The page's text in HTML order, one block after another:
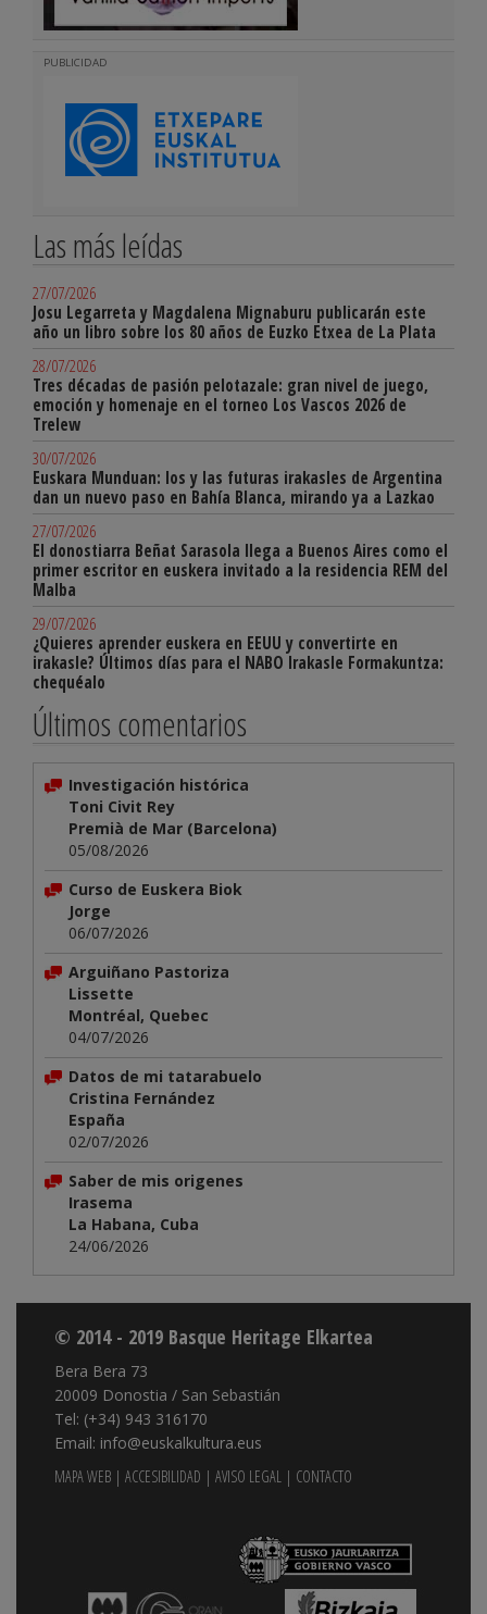
PUBLICIDAD
Las más leídas
27/07/2026
Josu Legarreta y Magdalena Mignaburu publicarán este
año un libro sobre los 80 años de Euzko Etxea de La Plata
28/07/2026
Tres décadas de pasión pelotazale: gran nivel de juego,
emoción y homenaje en el torneo Los Vascos 2026 de
Trelew
30/07/2026
Euskara Munduan: los y las futuras irakasles de Argentina
dan un nuevo paso en Bahía Blanca, mirando ya a Lazkao
27/07/2026
El donostiarra Beñat Sarasola llega a Buenos Aires como el
primer escritor en euskera invitado a la residencia REM del
Malba
29/07/2026
¿Quieres aprender euskera en EEUU y convertirte en
irakasle? Últimos días para el NABO Irakasle Formakuntza:
chequéalo
Últimos comentarios
Investigación histórica
Toni Civit Rey
Premià de Mar (Barcelona)
05/08/2026
Curso de Euskera Biok
Jorge
06/07/2026
Arguiñano Pastoriza
Lissette
Montréal, Quebec
04/07/2026
Datos de mi tatarabuelo
Cristina Fernández
España
02/07/2026
Saber de mis origenes
Irasema
La Habana, Cuba
24/06/2026
© 2014 - 2019 Basque Heritage Elkartea
Bera Bera 73
20009 Donostia / San Sebastián
Tel: (+34) 943 316170
Email: info@euskalkultura.eus
MAPA WEB | ACCESIBILIDAD | AVISO LEGAL | CONTACTO